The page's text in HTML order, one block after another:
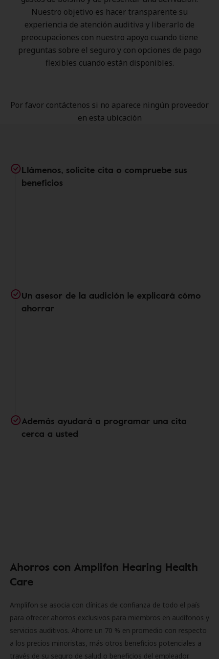
Nuestro objetivo es hacer transparente su
experiencia de atención auditiva y liberarlo de
preocupaciones con nuestro apoyo cuando tiene
preguntas sobre el seguro y con opciones de pago
flexibles cuando están disponibles.
Por favor contáctenos si no aparece ningún proveedor
en esta ubicación
Llámenos, solicite cita o compruebe sus
beneficios
Un asesor de la audición le explicará cómo
ahorrar
Además ayudará a programar una cita
cerca a usted
Ahorros con Amplifon Hearing Health
Care
Amplifon se asocia con clínicas de confianza de todo el país
para ofrecer ahorros exclusivos para miembros en audífonos y
servicios auditivos. Ahorre un 70 % en promedio con respecto
a los precios minoristas, más otros beneficios potenciales a
través de su seguro de salud o beneficios del empleador.